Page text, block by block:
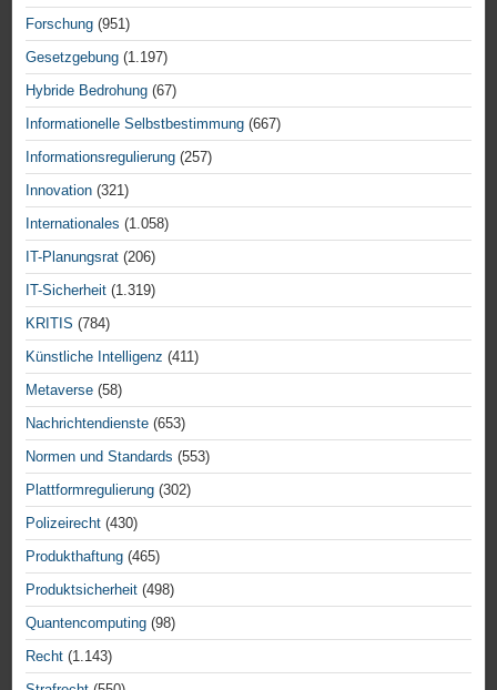
Forschung (951)
Gesetzgebung (1.197)
Hybride Bedrohung (67)
Informationelle Selbstbestimmung (667)
Informationsregulierung (257)
Innovation (321)
Internationales (1.058)
IT-Planungsrat (206)
IT-Sicherheit (1.319)
KRITIS (784)
Künstliche Intelligenz (411)
Metaverse (58)
Nachrichtendienste (653)
Normen und Standards (553)
Plattformregulierung (302)
Polizeirecht (430)
Produkthaftung (465)
Produktsicherheit (498)
Quantencomputing (98)
Recht (1.143)